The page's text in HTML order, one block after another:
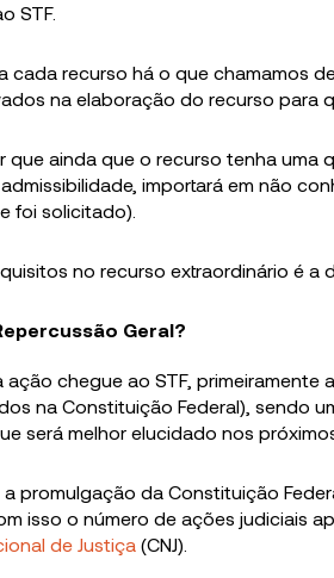
STF.
cada recurso há o que chamamos
na elaboração do recurso para
que ainda que o recurso tenha
importará em não
foi solicitado).
no recurso extraordinário é a
Geral?
ação chegue ao STF,
na Constituição Federal), sendo
será melhor elucidado nos
a promulgação da Constituição
isso o número de ações judiciais
de Justiça (CNJ).